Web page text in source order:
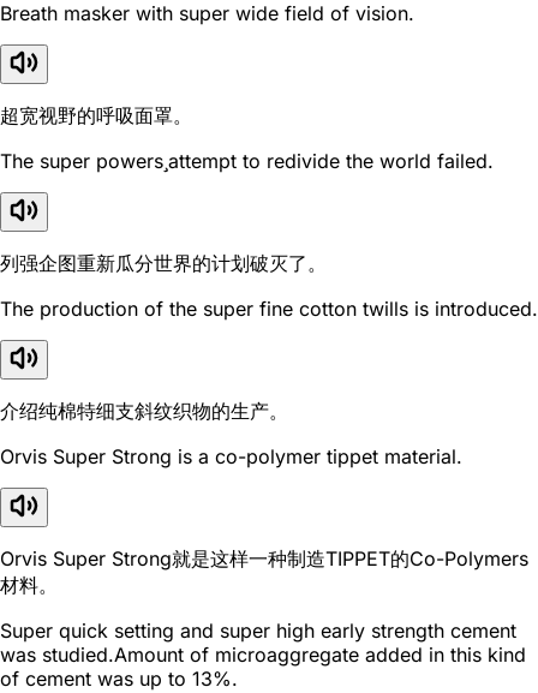
Breath masker with super wide field of vision.
超宽视野的呼吸面罩。
The super powersattempt to redivide the world failed.
列强企图重新瓜分世界的计划破灭了。
The production of the super fine cotton twills is introduced.
介绍纯棉特细支斜纹织物的生产。
Orvis Super Strong is a co-polymer tippet material.
Orvis Super Strong就是这样一种制造TIPPET的Co-Polymers
材料。
Super quick setting and super high early strength cement
was studied.Amount of microaggregate added in this kind
of cement was up to 13%.